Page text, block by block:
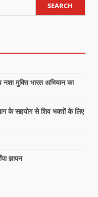
SEARCH
मुक्ति भारत अभियान का
के सहयोग से शिव भक्तों के लिए
ज्ञापन